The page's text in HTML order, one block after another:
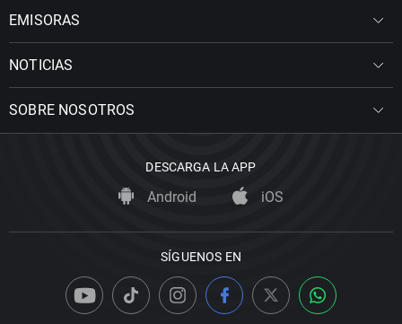
EMISORAS
NOTICIAS
SOBRE NOSOTROS
DESCARGA LA APP
Android iOS
SÍGUENOS EN